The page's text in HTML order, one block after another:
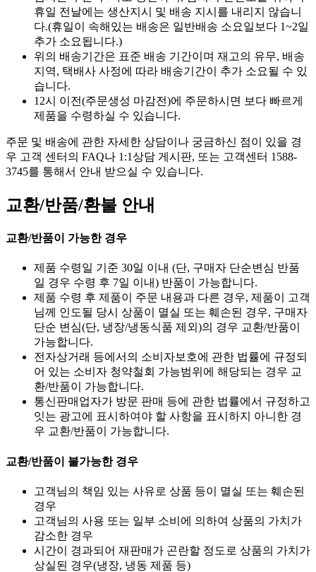
휴일 전날에는 생산지시 및 배송 지시를 내리지 않습니
다.(휴일이 속해있는 배송은 일반배송 소요일보다 1~2일
추가 소요됩니다.)
위의 배송기간은 표준 배송 기간이며 재고의 유무, 배송
지역, 택배사 사정에 따라 배송기간이 추가 소요될 수 있
습니다.
12시 이전(주문생성 마감전)에 주문하시면 보다 빠르게
제품을 수령하실 수 있습니다.
주문 및 배송에 관한 자세한 상담이나 궁금하신 점이 있을 경
우 고객 센터의 FAQ나 1:1상담 게시판, 또는 고객센터 1588-
3745를 통해서 안내 받으실 수 있습니다.
교환/반품/환불 안내
교환/반품이 가능한 경우
제품 수령일 기준 30일 이내 (단, 구매자 단순변심 반품
일 경우 수령 후 7일 이내) 반품이 가능합니다.
제품 수령 후 제품이 주문 내용과 다른 경우, 제품이 고객
님께 인도될 당시 상품이 멸실 또는 훼손된 경우, 구매자
단순 변심(단, 냉장/냉동식품 제외)의 경우 교환/반품이
가능합니다.
전자상거래 등에서의 소비자보호에 관한 법률에 규정되
어 있는 소비자 청약철회 가능범위에 해당되는 경우 교
환/반품이 가능합니다.
통신판매업자가 방문 판매 등에 관한 법률에서 규정하고
잇는 광고에 표시하여야 할 사항을 표시하지 아니한 경
우 교환/반품이 가능합니다.
교환/반품이 불가능한 경우
고객님의 책임 있는 사유로 상품 등이 멸실 또는 훼손된
경우
고객님의 사용 또는 일부 소비에 의하여 상품의 가치가
감소한 경우
시간이 경과되어 재판매가 곤란할 정도로 상품의 가치가
상실된 경우(냉장, 냉동 제품 등)